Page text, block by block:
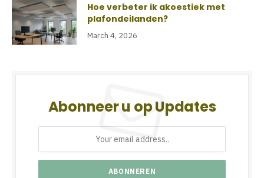
Hoe verbeter ik akoestiek met
plafondeilanden?
March 4, 2026
Abonneer u op Updates